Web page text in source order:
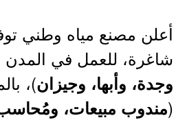
أعلن مصنع مياه وطني
شاغرة، للعمل في المدن
وجدة، وأبها، وجيزان)،
(مندوب مبيعات،